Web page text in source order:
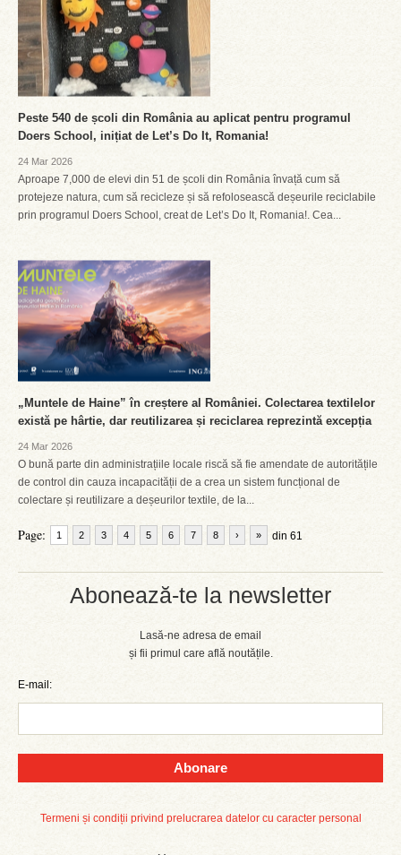
Abonează-te la newsletter
Lasă-ne adresa de email
și fii primul care află noutățile.
E-mail:
Abonare
Termeni și condiții privind prelucrarea datelor cu caracter personal
Peste 540 de școli din România au aplicat pentru programul
Doers School, inițiat de Let’s Do It, Romania!
24 Mar 2026
Aproape 7,000 de elevi din 51 de școli din România învață cum să
protejeze natura, cum să recicleze și să refolosească deșeurile reciclabile
prin programul Doers School, creat de Let’s Do It, Romania!. Cea...
„Muntele de Haine” în creștere al României. Colectarea textilelor
există pe hârtie, dar reutilizarea și reciclarea reprezintă excepția
24 Mar 2026
O bună parte din administrațiile locale riscă să fie amendate de autoritățile
de control din cauza incapacității de a crea un sistem funcțional de
colectare și reutilizare a deșeurilor textile, de la...
Page: 1 2 3 4 5 6 7 8 din 61
› »